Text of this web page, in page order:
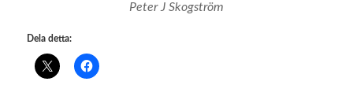
Peter J Skogström
Dela detta: